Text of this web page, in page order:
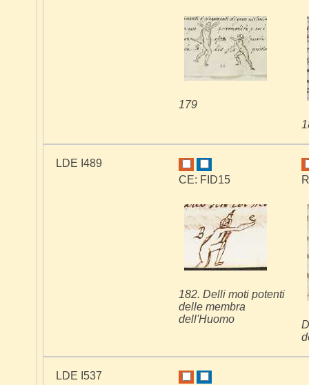
179
LDE I489
CE: FID15
182. Delli moti potenti
delle membra
dell'Huomo
LDE I537